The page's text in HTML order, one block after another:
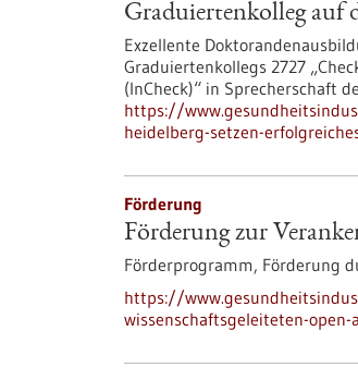
Graduiertenkolleg auf
Exzellente
Graduiertenkollegs 2727
(InCheck)“ in Sprecherschaft
https://
heidelberg-setzen-
Förderung
Förderung zur
Förderprogramm, Förderung
https://
wissenschaftsgeleiteten-open-